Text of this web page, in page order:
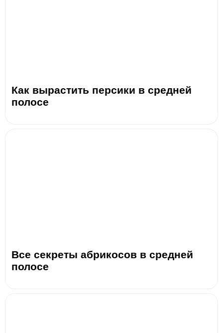
Как вырастить персики в средней
полосе
Все секреты абрикосов в средней
полосе